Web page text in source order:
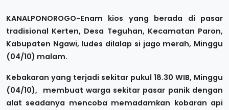
KANALPONOROGO-Enam kios yang berada di pasar
tradisional Kerten, Desa Teguhan, Kecamatan Paron,
Kabupaten Ngawi, ludes dilalap si jago merah, Minggu
(04/10) malam.
Kebakaran yang terjadi sekitar pukul 18.30 WIB, Minggu
(04/10), membuat warga sekitar pasar panik dengan
alat seadanya mencoba memadamkan kobaran api